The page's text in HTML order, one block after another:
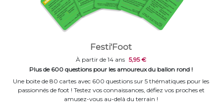
Festi'Foot
À partir de 14 ans 5,95 €
Plus de 600 questions pour les amoureux du ballon rond !
Une boite de 80 cartes avec 600 questions sur 5 thématiques pour les
passionnés de foot ! Testez vos connaissances, défiez vos proches et
amusez-vous au-delà du terrain !